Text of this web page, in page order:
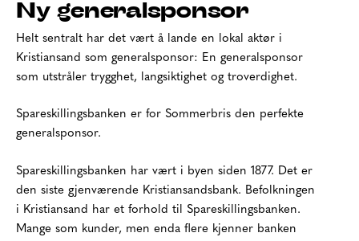
Ny generalsponsor
Helt sentralt har det vært å lande en lokal aktør i
Kristiansand som generalsponsor: En generalsponsor
som utstråler trygghet, langsiktighet og troverdighet.
Spareskillingsbanken er for Sommerbris den perfekte
generalsponsor.
Spareskillingsbanken har vært i byen siden 1877. Det er
den siste gjenværende Kristiansandsbank. Befolkningen
i Kristiansand har et forhold til Spareskillingsbanken.
Mange som kunder, men enda flere kjenner banken